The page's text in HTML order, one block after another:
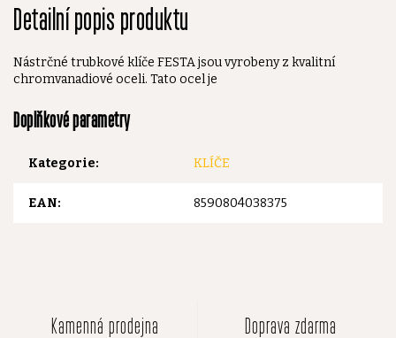
Detailní popis produktu
Nástrčné trubkové klíče FESTA jsou vyrobeny z kvalitní
chromvanadiové oceli. Tato ocel je
Doplňkové parametry
Kategorie: KLÍČE
EAN: 8590804038375
Kamenná prodejna Doprava zdarma